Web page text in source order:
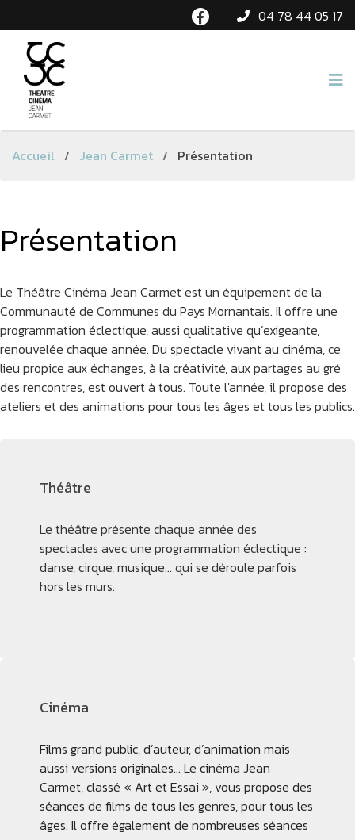
04 78 44 05 17
Accueil / Jean Carmet / Présentation
Présentation
Le Théâtre Cinéma Jean Carmet est un équipement de la
Communauté de Communes du Pays Mornantais. Il offre une
programmation éclectique, aussi qualitative qu’exigeante,
renouvelée chaque année. Du spectacle vivant au cinéma, ce
lieu propice aux échanges, à la créativité, aux partages au gré
des rencontres, est ouvert à tous. Toute l'année, il propose des
ateliers et des animations pour tous les âges et tous les publics.
Théâtre
Le théâtre présente chaque année des
spectacles avec une programmation éclectique :
danse, cirque, musique… qui se déroule parfois
hors les murs.
Cinéma
Films grand public, d’auteur, d’animation mais
aussi versions originales… Le cinéma Jean
Carmet, classé « Art et Essai », vous propose des
séances de films de tous les genres, pour tous les
âges. Il offre également de nombreuses séances